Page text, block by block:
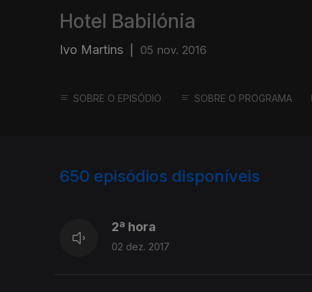
Hotel Babilónia
Ivo Martins 05 nov. 2016
SOBRE O EPISÓDIO SOBRE O PROGRAMA
650 episódios disponíveis
2ª hora
02 dez. 2017